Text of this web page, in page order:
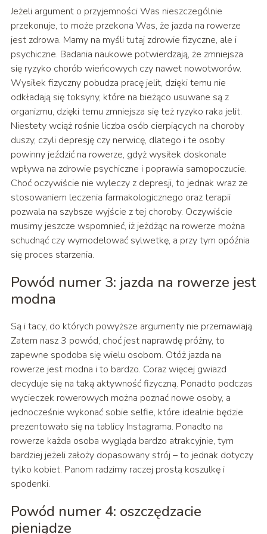
Jeżeli argument o przyjemności Was nieszczególnie
przekonuje, to może przekona Was, że jazda na rowerze
jest zdrowa. Mamy na myśli tutaj zdrowie fizyczne, ale i
psychiczne. Badania naukowe potwierdzają, że zmniejsza
się ryzyko chorób wieńcowych czy nawet nowotworów.
Wysiłek fizyczny pobudza pracę jelit, dzięki temu nie
odkładają się toksyny, które na bieżąco usuwane są z
organizmu, dzięki temu zmniejsza się też ryzyko raka jelit.
Niestety wciąż rośnie liczba osób cierpiących na choroby
duszy, czyli depresję czy nerwicę, dlatego i te osoby
powinny jeździć na rowerze, gdyż wysiłek doskonale
wpływa na zdrowie psychiczne i poprawia samopoczucie.
Choć oczywiście nie wyleczy z depresji, to jednak wraz ze
stosowaniem leczenia farmakologicznego oraz terapii
pozwala na szybsze wyjście z tej choroby. Oczywiście
musimy jeszcze wspomnieć, iż jeżdżąc na rowerze można
schudnąć czy wymodelować sylwetkę, a przy tym opóźnia
się proces starzenia.
Powód numer 3: jazda na rowerze jest
modna
Są i tacy, do których powyższe argumenty nie przemawiają.
Zatem nasz 3 powód, choć jest naprawdę próżny, to
zapewne spodoba się wielu osobom. Otóż jazda na
rowerze jest modna i to bardzo. Coraz więcej gwiazd
decyduje się na taką aktywność fizyczną. Ponadto podczas
wycieczek rowerowych można poznać nowe osoby, a
jednocześnie wykonać sobie selfie, które idealnie będzie
prezentowało się na tablicy Instagrama. Ponadto na
rowerze każda osoba wygląda bardzo atrakcyjnie, tym
bardziej jeżeli założy dopasowany strój – to jednak dotyczy
tylko kobiet. Panom radzimy raczej prostą koszulkę i
spodenki.
Powód numer 4: oszczędzacie
pieniądze